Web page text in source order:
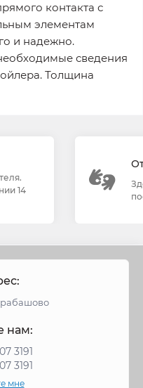
контакта с
элементам
и надежно.
сведения
Толщина
14
нам:
3191
3191
мне